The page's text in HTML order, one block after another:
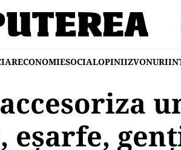
ECONOMIESOCIALOPINIIZVONURI
eșarfe,